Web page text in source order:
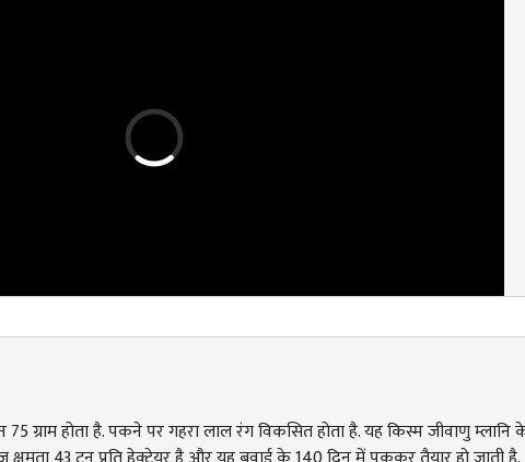
क्षमता43टन प्रति हेक्टेयर है और यह बुवाई के140दिन में पककर तैयार हो जाती है.